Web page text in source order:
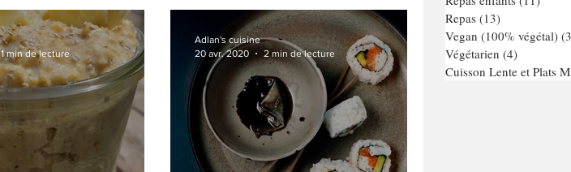
1 min de lecture
Adlan's cuisine
20 avr. 2020
2 min de lecture
Repas (13)
Vegan (100% végétal)
Végétarien (4)
Cuisson Lente et Plats